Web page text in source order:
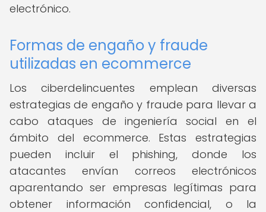
electrónico.
Formas de engaño y fraude
utilizadas en ecommerce
Los ciberdelincuentes emplean diversas
estrategias de engaño y fraude para llevar a
cabo ataques de ingeniería social en el
ámbito del ecommerce. Estas estrategias
pueden incluir el phishing, donde los
atacantes envían correos electrónicos
aparentando ser empresas legítimas para
obtener información confidencial, o la